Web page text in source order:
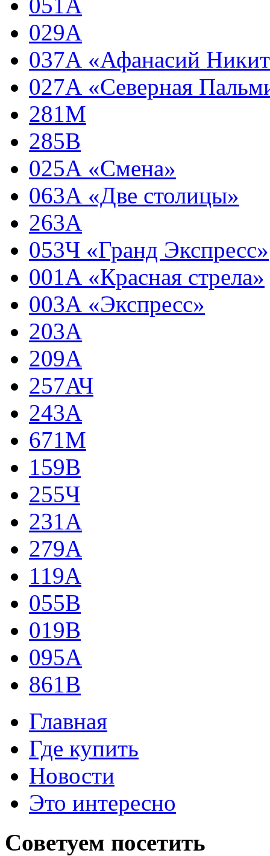
029А
037А «Афанасий
027А «Северная
281М
285В
025А «Смена»
063А «Две столицы»
263А
053Ч «Гранд Экспресс»
001А «Красная стрела»
003А «Экспресс»
203А
209А
257АЧ
243А
671М
159В
255Ч
231А
279А
119А
055В
019В
095А
861В
Главная
Где купить
Новости
Это интересно
Советуем посетить